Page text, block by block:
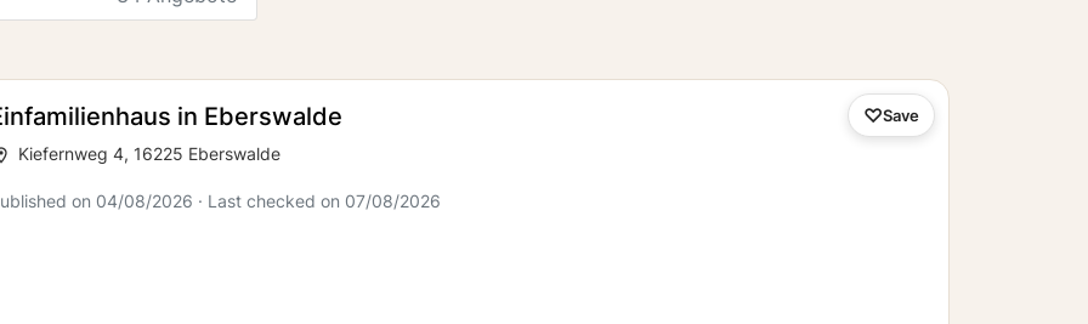
in Eberswalde
Kiefernweg 4, 16225 Eberswalde
on 04/08/2026 · Last checked on 07/08/2026
Save